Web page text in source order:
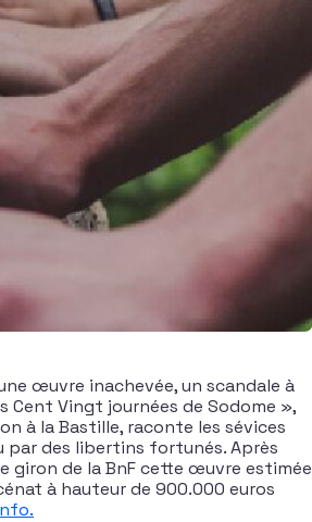
œuvre inachevée, un scandale à
Cent Vingt journées de Sodome »,
à la Bastille, raconte les sévices
par des libertins fortunés. Après
giron de la BnF cette œuvre estimée
à hauteur de 900.000 euros